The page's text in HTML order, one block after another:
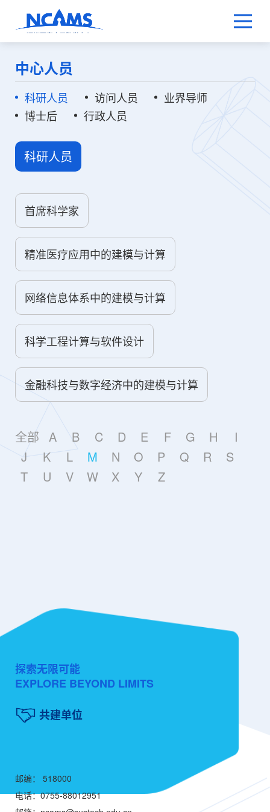
中心人员
科研人员 访问人员
业界导师
博士后
行政人员
科研人员
首席科学家
精准医疗应用中的建模与计算
网络信息体系中的建模与计算
科学工程计算与软件设计
金融科技与数字经济中的建模与计算
全部 A B C D E F G H
I
J
K L M N O P Q R
S
T
U V W X Y Z
探索无限可能
EXPLORE BEYOND LIMITS
共建单位
邮编： 518000
电话：0755-88012951